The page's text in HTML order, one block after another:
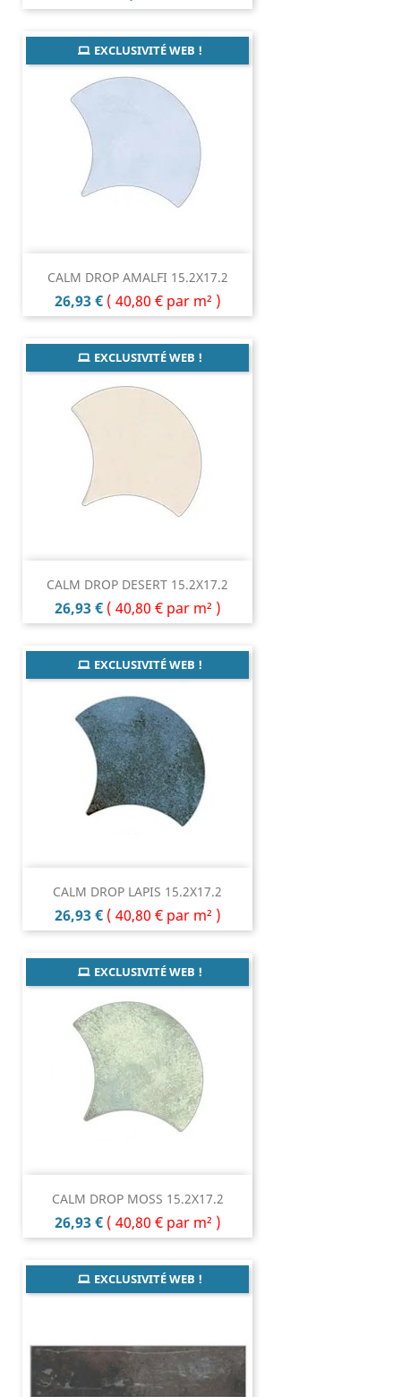
CALM DROP AMALFI 15.2X17.2
Prix
26,93 € ( 40,80 € par m² )
EXCLUSIVITÉ WEB !
CALM DROP DESERT 15.2X17.2
Prix
26,93 € ( 40,80 € par m² )
EXCLUSIVITÉ WEB !
CALM DROP LAPIS 15.2X17.2
Prix
26,93 € ( 40,80 € par m² )
EXCLUSIVITÉ WEB !
CALM DROP MOSS 15.2X17.2
Prix
26,93 € ( 40,80 € par m² )
EXCLUSIVITÉ WEB !
EXCLUSIVITÉ WEB !